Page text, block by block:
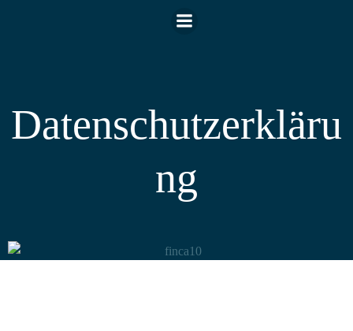
Datenschutzerkläru
ng